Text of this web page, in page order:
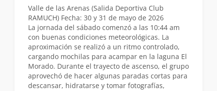
Valle de las Arenas (Salida Deportiva Club
RAMUCH) Fecha: 30 y 31 de mayo de 2026
La jornada del sábado comenzó a las 10:44 am
con buenas condiciones meteorológicas. La
aproximación se realizó a un ritmo controlado,
cargando mochilas para acampar en la laguna El
Morado. Durante el trayecto de ascenso, el grupo
aprovechó de hacer algunas paradas cortas para
descansar, hidratarse y tomar fotografías,